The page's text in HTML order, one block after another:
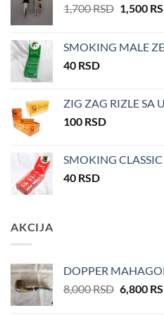
1,700RSD
била:
1,500
SMOKING MALE
40 RSD
ZIG ZAG RIZLE SA
100 RSD
SMOKING
40 RSD
AKCIJA
DOPPER
8,000RSD 6,800